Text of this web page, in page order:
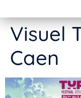
Visuel
Caen